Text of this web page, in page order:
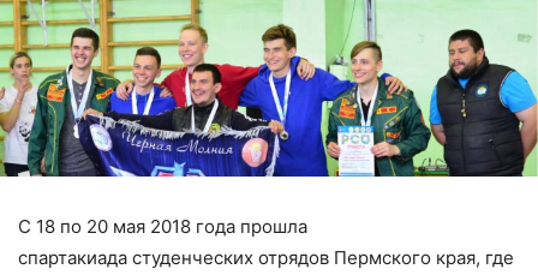
С 18 по 20 мая 2018 года прошла
спартакиада студенческих отрядов Пермского края, где